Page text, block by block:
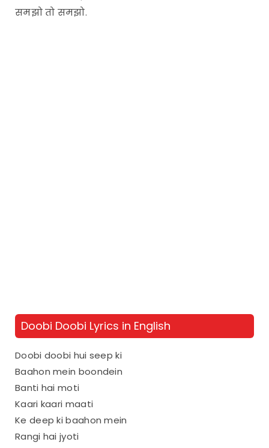
समझो तो समझो.
Doobi Doobi Lyrics in English
Doobi doobi hui seep ki
Baahon mein boondein
Banti hai moti
Kaari kaari maati
Ke deep ki baahon mein
Rangi hai jyoti